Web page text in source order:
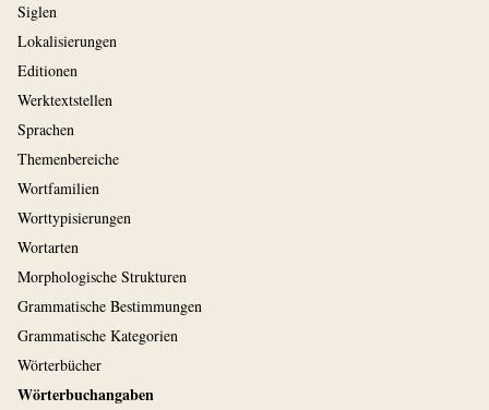
Siglen
Lokalisierungen
Editionen
Werktextstellen
Sprachen
Themenbereiche
Wortfamilien
Worttypisierungen
Wortarten
Morphologische Strukturen
Grammatische Bestimmungen
Grammatische Kategorien
Wörterbücher
Wörterbuchangaben